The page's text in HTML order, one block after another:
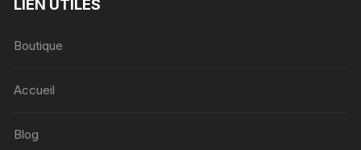
LIEN UTILES
Boutique
Accueil
Blog